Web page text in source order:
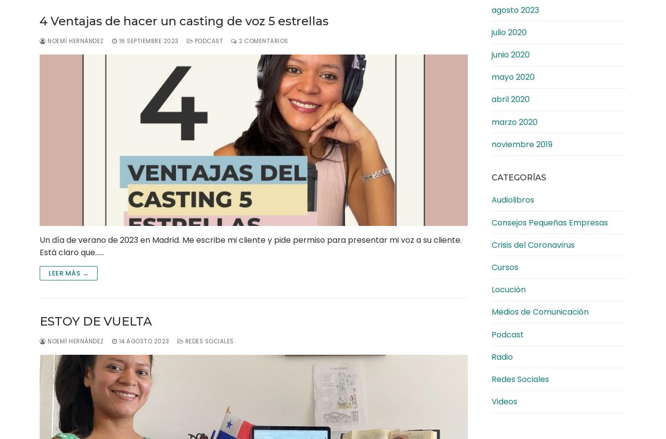
4 Ventajas de hacer un casting de voz 5 estrellas
NOEMÍ HERNÁNDEZ 16 SEPTIEMBRE 2023 PODCAST 2 COMENTARIOS
Un día de verano de 2023 en Madrid. Me escribe mi cliente y pide permiso para presentar mi voz a su cliente.
Está claro que……
LEER MÁS →
ESTOY DE VUELTA
NOEMÍ HERNÁNDEZ 14 AGOSTO 2023 REDES SOCIALES
agosto 2023
julio 2020
junio 2020
mayo 2020
abril 2020
marzo 2020
noviembre 2019
CATEGORÍAS
Audiolibros
Consejos Pequeñas Empresas
Crisis del Coronavirus
Cursos
Locución
Medios de Comunicación
Podcast
Radio
Redes Sociales
Videos